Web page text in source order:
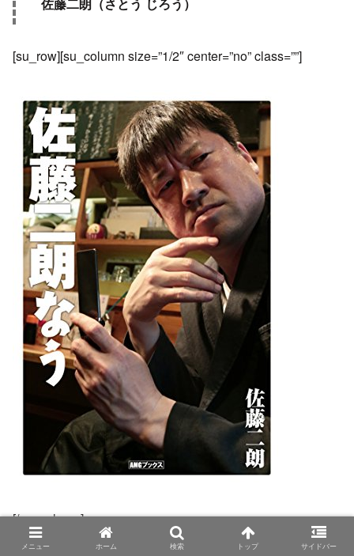
[su_row][su_column size=”1/2″ center=”no” class=””]
[/su_column]
[su_column size=”1/2″ center=”no” class=””]
メニュー ホーム 検索 トップ サイドバー